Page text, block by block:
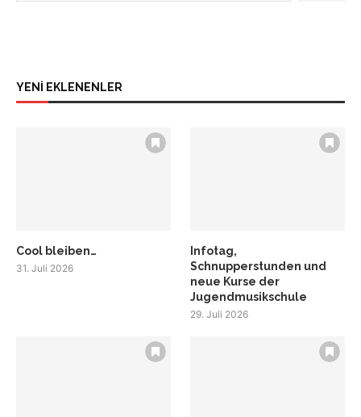
YENİ EKLENENLER
Cool bleiben…
31. Juli 2026
Infotag,
Schnupperstunden und
neue Kurse der
Jugendmusikschule
29. Juli 2026